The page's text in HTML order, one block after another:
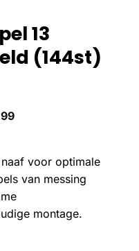
13
(144st)
voor optimale
van messing
montage.
(144st) aantal